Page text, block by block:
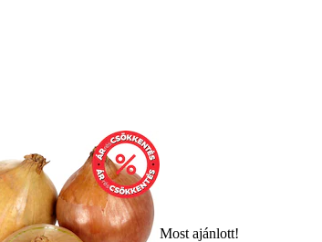
Most ajánlott!